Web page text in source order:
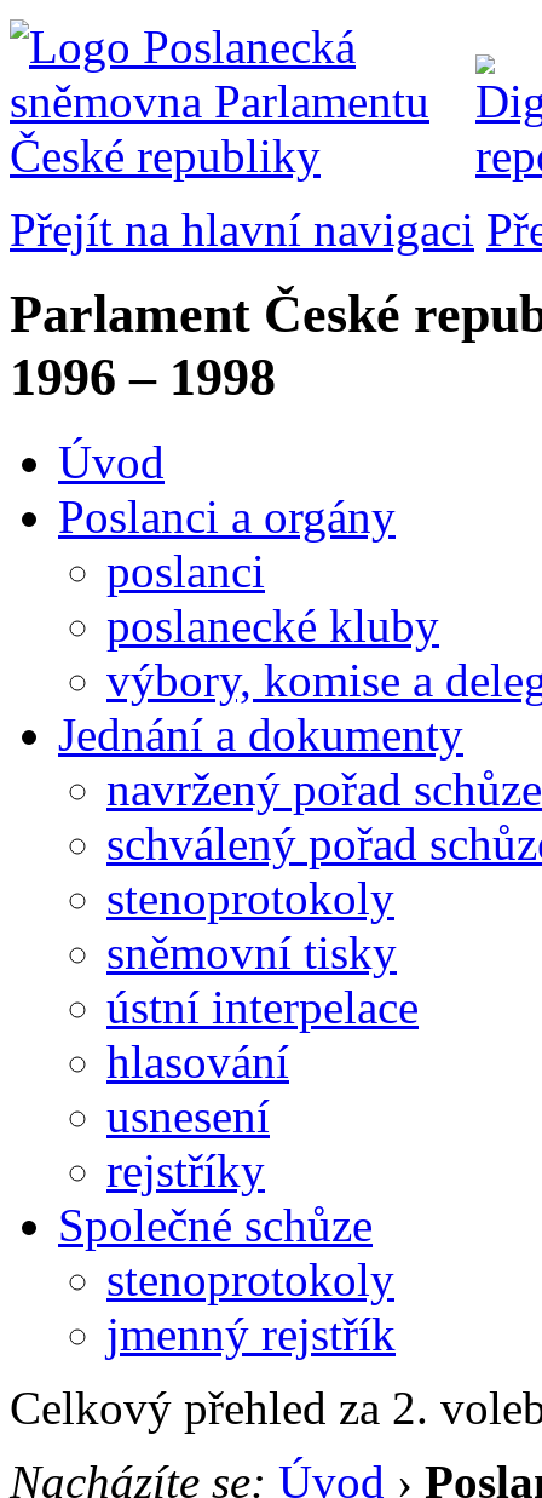
Přejít na hlavní navigaci
Parlament České
1996 – 1998
Úvod
Poslanci a orgány
poslanci
poslanecké kluby
výbory, komise a
Jednání a dokumenty
navržený pořad schůze
schválený pořad
stenoprotokoly
sněmovní tisky
ústní interpelace
hlasování
usnesení
rejstříky
Společné schůze
stenoprotokoly
jmenný rejstřík
Celkový přehled za 2.
Nacházíte se: Úvod ›